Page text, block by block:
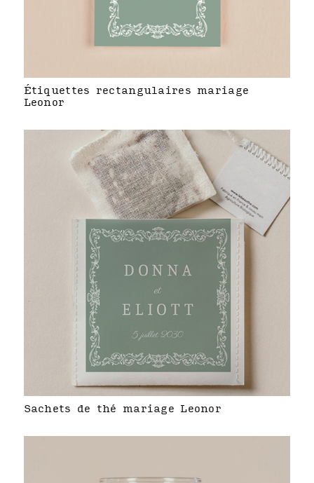
Étiquettes rectangulaires mariage
Leonor
Sachets de thé mariage Leonor